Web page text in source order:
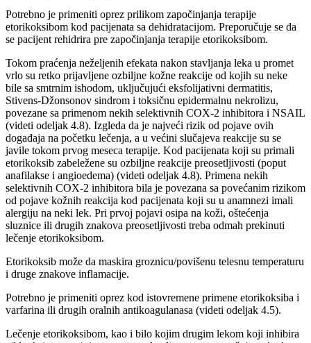
Potrebno je primeniti oprez prilikom započinjanja terapije
etorikoksibom kod pacijenata sa dehidratacijom. Preporučuje se da
se pacijent rehidrira pre započinjanja terapije etorikoksibom.
Tokom praćenja neželjenih efekata nakon stavljanja leka u promet
vrlo su retko prijavljene ozbiljne kožne reakcije od kojih su neke
bile sa smtrnim ishodom, uključujući eksfolijativni dermatitis,
Stivens-Džonsonov sindrom i toksičnu epidermalnu nekrolizu,
povezane sa primenom nekih selektivnih COX-2 inhibitora i NSAIL
(videti odeljak 4.8). Izgleda da je najveći rizik od pojave ovih
događaja na početku lečenja, a u većini slučajeva reakcije su se
javile tokom prvog meseca terapije. Kod pacijenata koji su primali
etorikoksib zabeležene su ozbiljne reakcije preosetljivosti (poput
anafilakse i angioedema) (videti odeljak 4.8). Primena nekih
selektivnih COX-2 inhibitora bila je povezana sa povećanim rizikom
od pojave kožnih reakcija kod pacijenata koji su u anamnezi imali
alergiju na neki lek. Pri prvoj pojavi osipa na koži, oštećenja
sluznice ili drugih znakova preosetljivosti treba odmah prekinuti
lečenje etorikoksibom.
Etorikoksib može da maskira groznicu/povišenu telesnu temperaturu
i druge znakove inflamacije.
Potrebno je primeniti oprez kod istovremene primene etorikoksiba i
varfarina ili drugih oralnih antikoagulanasa (videti odeljak 4.5).
Lečenje etorikoksibom, kao i bilo kojim drugim lekom koji inhibira